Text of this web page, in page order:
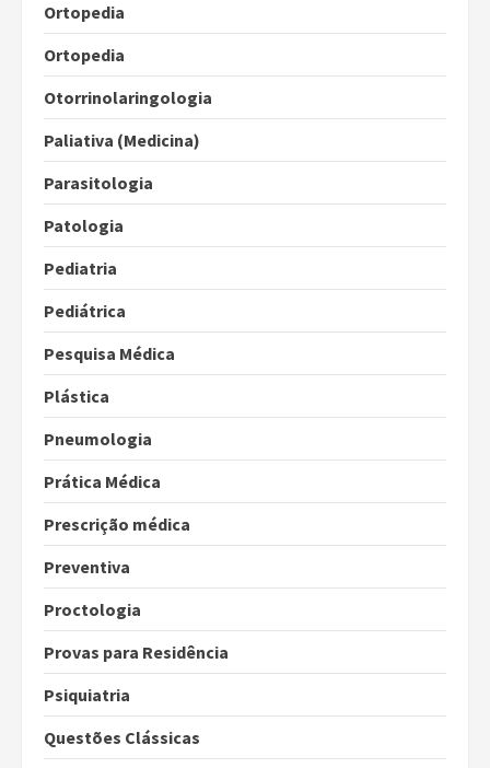
Ortopedia
Ortopedia
Otorrinolaringologia
Paliativa (Medicina)
Parasitologia
Patologia
Pediatria
Pediátrica
Pesquisa Médica
Plástica
Pneumologia
Prática Médica
Prescrição médica
Preventiva
Proctologia
Provas para Residência
Psiquiatria
Questões Clássicas